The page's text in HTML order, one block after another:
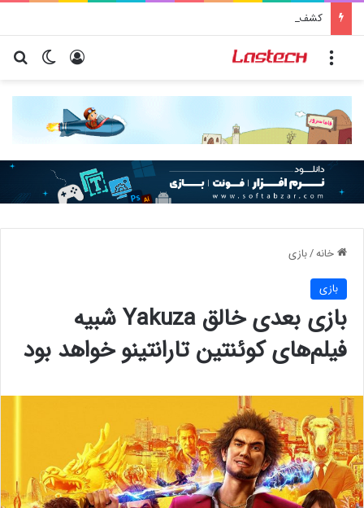
تغییر ورود
خانه/بازی
بازی
بازی بعدی خالق Yakuza شبیه
فیلم‌های کوئنتین تارانتینو خواهد بود